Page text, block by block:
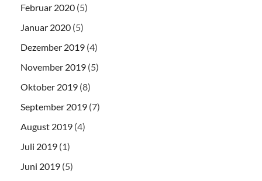
Februar 2020 (5)
Januar 2020 (5)
Dezember 2019 (4)
November 2019 (5)
Oktober 2019 (8)
September 2019 (7)
August 2019 (4)
Juli 2019 (1)
Juni 2019 (5)